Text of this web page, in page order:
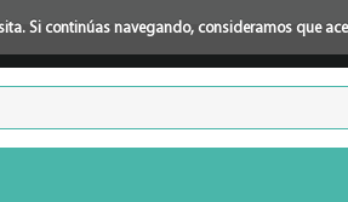
Si continúas navegando, consideramos que